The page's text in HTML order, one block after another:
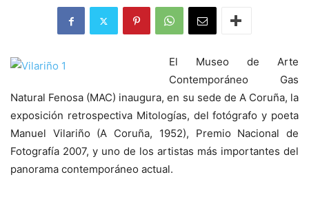
El Museo de Arte
Contemporáneo Gas
Natural Fenosa (MAC) inaugura, en su sede de A Coruña, la
exposición retrospectiva Mitologías, del fotógrafo y poeta
Manuel Vilariño (A Coruña, 1952), Premio Nacional de
Fotografía 2007, y uno de los artistas más importantes del
panorama contemporáneo actual.